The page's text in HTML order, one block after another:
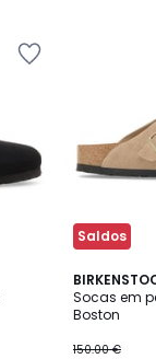
Saldos
Socas em
Boston
150.00 €